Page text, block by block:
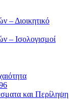
– Διοικητικό
– Ισολογισμοί
και Περίληψη